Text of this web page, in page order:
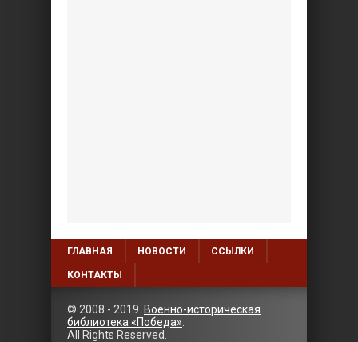
ГЛАВНАЯ НОВОСТИ ССЫЛКИ
КОНТАКТЫ
© 2008 - 2019 Военно-историческая
библиотека «Победа»
All Rights Reserved.